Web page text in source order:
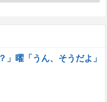
」曜「うん、そうだよ」